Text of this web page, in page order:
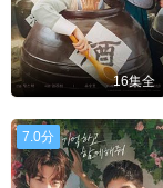
16集全
7.0分